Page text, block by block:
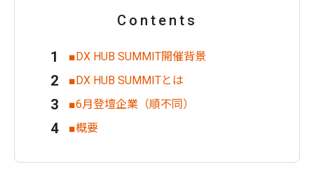
Contents
■DX HUB SUMMIT開催背景
■DX HUB SUMMITとは
■6月登壇企業（順不同）
■概要